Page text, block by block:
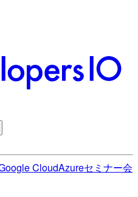
CloudAzureセミナー会